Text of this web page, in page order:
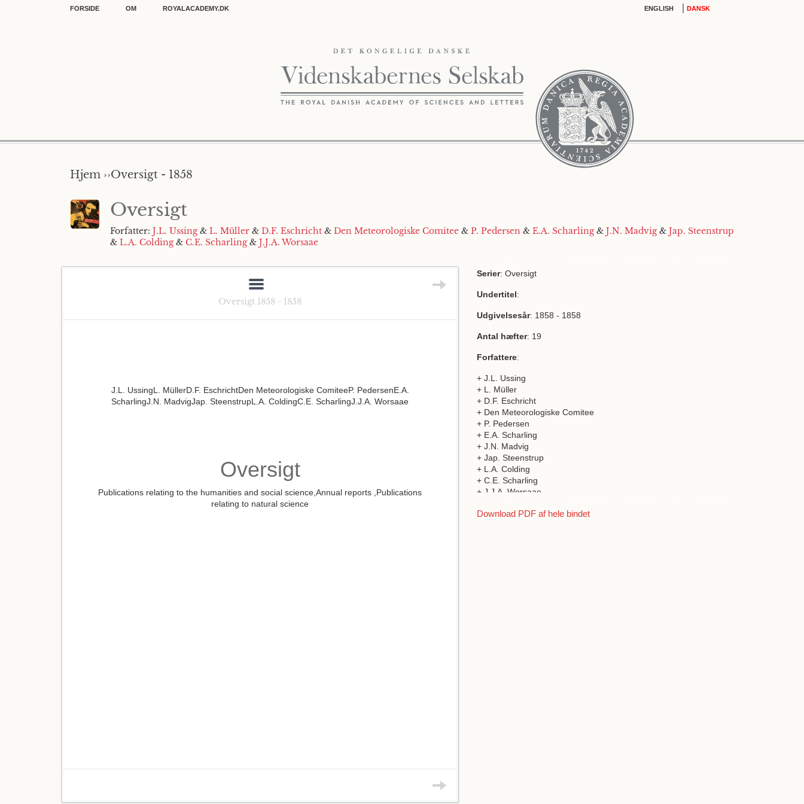
FORSIDE OM ROYALACADEMY.DK ENGLISH DANSK
Hjem ››Oversigt - 1858
Oversigt
Forfatter: J.L. Ussing& L. Müller & D.F. Eschricht & Den Meteorologiske Comitee & P. Pedersen & E.A. Scharling& J.N. Madvig& Jap. Steenstrup
& L.A. Colding& C.E. Scharling& J.J.A. Worsaae
Oversigt 1858 - 1858
J.L. UssingL. MüllerD.F. EschrichtDen Meteorologiske ComiteeP. PedersenE.A.
ScharlingJ.N. MadvigJap. SteenstrupL.A. ColdingC.E. ScharlingJ.J.A. Worsaae
Oversigt
Publications relating to the humanities and social science,Annual reports ,Publications
relating to natural science
Serier: Oversigt
Undertitel:
Udgivelsesår: 1858 - 1858
Antal hæfter: 19
Forfattere:
+ J.L. Ussing
+ L. Müller
+ D.F. Eschricht
+ Den Meteorologiske Comitee
+ P. Pedersen
+ E.A. Scharling
+ J.N. Madvig
+ Jap. Steenstrup
+ L.A. Colding
+ C.E. Scharling
+ J.J.A. Worsaae
Download PDF af hele bindet